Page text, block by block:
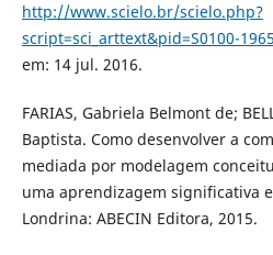
http://www.scielo.br/scielo.php?
script=sci_arttext&pid=S0100-
em: 14 jul. 2016.
FARIAS, Gabriela Belmont de;
Baptista. Como desenvolver a
mediada por modelagem
uma aprendizagem significativa
Londrina: ABECIN Editora, 2015.